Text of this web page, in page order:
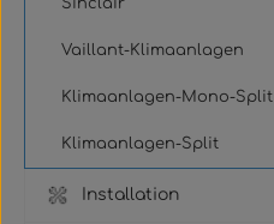
Sinclair
Vaillant-Klimaanlagen
Klimaanlagen-Mono-Split
Klimaanlagen-Split
Installation